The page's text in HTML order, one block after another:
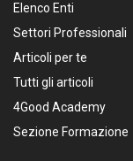
Elenco Enti
Settori Professionali
Articoli per te
Tutti gli articoli
4Good Academy
Sezione Formazione